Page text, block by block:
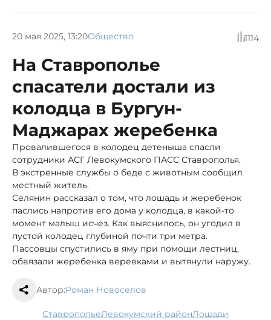
20 мая 2025, 13:20Общество 1114
На Ставрополье
спасатели достали из
колодца в Бургун-
Маджарах жеребенка
Провалившегося в колодец детеныша спасли
сотрудники АСГ Левокумского ПАСС Ставрополья.
В экстренные службы о беде с животным сообщил
местный житель.
Селянин рассказал о том, что лошадь и жеребенок
паслись напротив его дома у колодца, в какой-то
момент малыш исчез. Как выяснилось, он угодил в
пустой колодец глубиной почти три метра.
Пассовцы спустились в яму при помощи лестниц,
обвязали жеребенка веревками и вытянули наружу.
Автор:Роман Новоселов
Ставрополье Левокумский район лошади